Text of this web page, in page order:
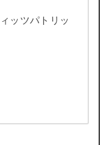
ッツパトリッ